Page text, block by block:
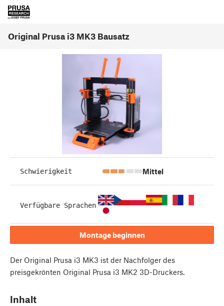
Original Prusa i3 MK3 Bausatz
Schwierigkeit Mittel
Verfügbare Sprachen
Montage beginnen
Der Original Prusa i3 MK3 ist der Nachfolger des
preisgekrönten Original Prusa i3 MK2 3D-Druckers.
Inhalt